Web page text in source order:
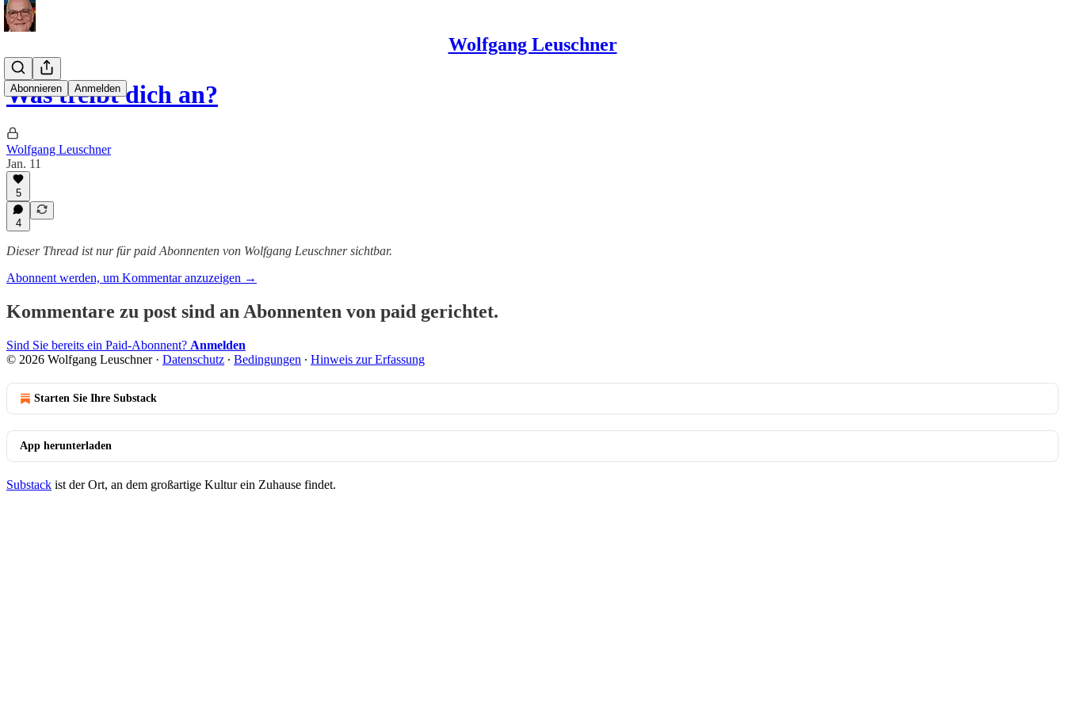
Wolfgang Leuschner
Abonnieren Anmelden
Was treibt dich an?
Wolfgang Leuschner
Jan. 11
5
4
Dieser Thread ist nur für paid Abonnenten von Wolfgang Leuschner sichtbar.
Abonnent werden, um Kommentar anzuzeigen →
Kommentare zu post sind an Abonnenten von paid gerichtet.
Sind Sie bereits ein Paid-Abonnent? Anmelden
© 2026 Wolfgang Leuschner· Datenschutz ∙ Bedingungen ∙ Hinweis zur Erfassung
Starten Sie Ihre Substack
App herunterladen
Substack ist der Ort, an dem großartige Kultur ein Zuhause findet.